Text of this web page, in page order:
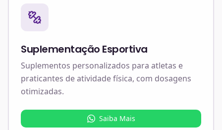
Suplementação Esportiva
Suplementos personalizados para atletas e
praticantes de atividade física, com dosagens
otimizadas.
Saiba Mais